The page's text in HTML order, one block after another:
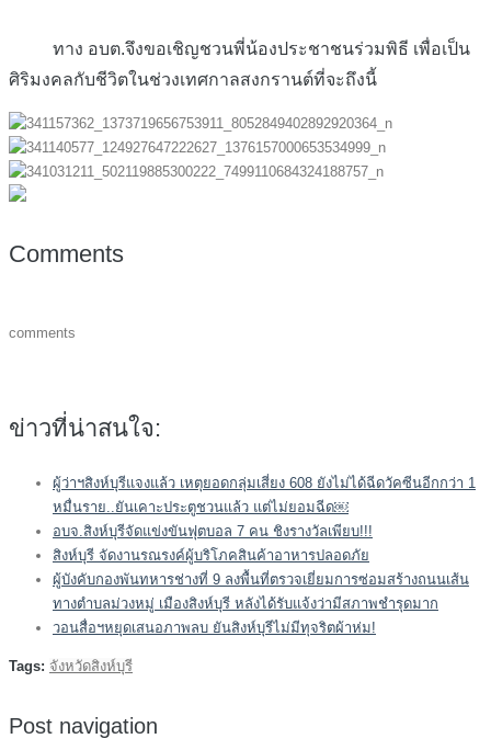
ทาง อบต.จึงขอเชิญชวนพี่น้องประชาชนร่วมพิธี เพื่อเป็น
ศิริมงคลกับชีวิตในช่วงเทศกาลสงกรานต์ที่จะถึงนี้
Comments
comments
ข่าวที่น่าสนใจ:
ผู้ว่าฯสิงห์บุรีแจงแล้ว เหตุยอดกลุ่มเสี่ยง 608 ยังไม่ได้ฉีดวัคซีนอีกกว่า 1
หมื่นราย..ยันเคาะประตูชวนแล้ว แต่ไม่ยอมฉีด￼
อบจ.สิงห์บุรีจัดแข่งขันฟุตบอล 7 คน ชิงรางวัลเพียบ!!!
สิงห์บุรี จัดงานรณรงค์ผู้บริโภคสินค้าอาหารปลอดภัย
ผู้บังคับกองพันทหารช่างที่ 9 ลงพื้นที่ตรวจเยี่ยมการซ่อมสร้างถนนเส้น
ทางตำบลม่วงหมู่ เมืองสิงห์บุรี หลังได้รับแจ้งว่ามีสภาพชำรุดมาก
วอนสื่อฯหยุดเสนอภาพลบ ยันสิงห์บุรีไม่มีทุจริตผ้าห่ม!
Tags: จังหวัดสิงห์บุรี
Post navigation